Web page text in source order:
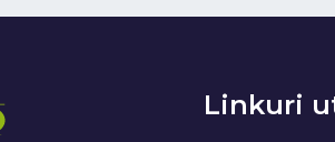
Linkuri